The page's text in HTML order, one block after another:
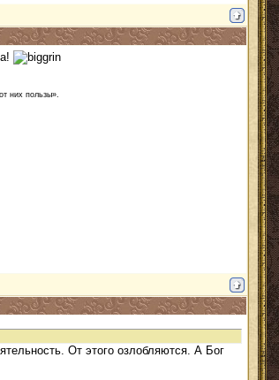
них пользы».
От этого озлобляются. А Бог